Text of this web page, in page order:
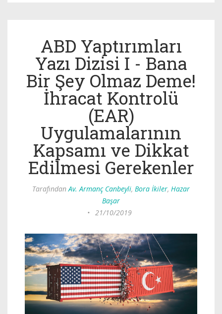
ABD Yaptırımları
Yazı Dizisi I - Bana
Bir Şey Olmaz Deme!
İhracat Kontrolü
(EAR)
Uygulamalarının
Kapsamı ve Dikkat
Edilmesi Gerekenler
TarafındanAv. Armanç Canbeyli, Bora İkiler, Hazar
Başar
• 21/10/2019